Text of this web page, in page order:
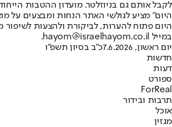
לקבל אותם גם בניוזלטר. מועדון ההטבות
היום" מציע לגולשי האתר הנחות ומבצעים על
היום פתוח להערות, לביקורת ולהצעות לשיפור
במייל hayom@israelhayom.co.il.
יום ראשון, 7.6.2026
כ"ב בסיון תשפ"ו
חדשות
דעות
ספורט
ForReal
תרבות ובידור
אוכל
מגזין